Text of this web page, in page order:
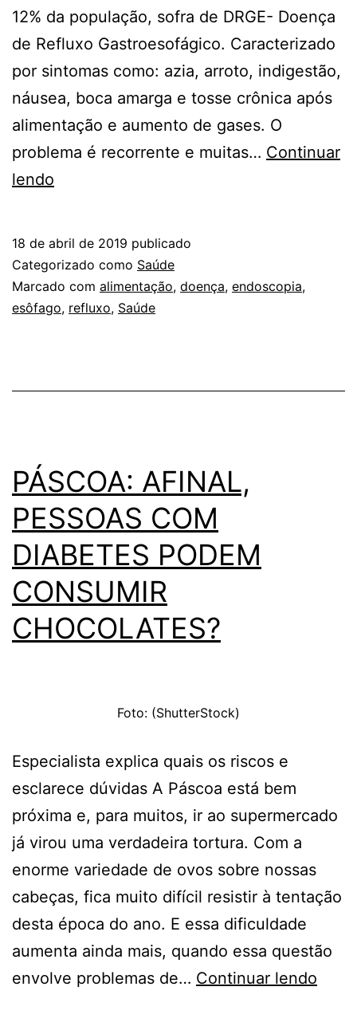
12% da população, sofra de DRGE- Doença
de Refluxo Gastroesofágico. Caracterizado
por sintomas como: azia, arroto, indigestão,
náusea, boca amarga e tosse crônica após
alimentação e aumento de gases. O
problema é recorrente e muitas… Continuar
lendo
PARA
O
REFLUXO
18 de abril de 2019 publicado
Categorizado como Saúde
Marcado com alimentação, doença, endoscopia,
esôfago, refluxo, Saúde
PÁSCOA: AFINAL,
PESSOAS COM
DIABETES PODEM
CONSUMIR
CHOCOLATES?
Foto: (ShutterStock)
Especialista explica quais os riscos e
esclarece dúvidas A Páscoa está bem
próxima e, para muitos, ir ao supermercado
já virou uma verdadeira tortura. Com a
enorme variedade de ovos sobre nossas
cabeças, fica muito difícil resistir à tentação
desta época do ano. E essa dificuldade
aumenta ainda mais, quando essa questão
envolve problemas de… Continuar lendo